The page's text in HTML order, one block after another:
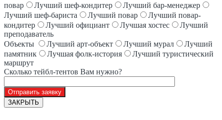
повар
Лучший шеф-кондитер
Лучший бар-менеджер
Лучший шеф-бариста
Лучший повар
Лучший повар-
кондитер
Лучший официант Лучшая хостес
Лучший
преподаватель
Объекты
Лучший арт-объект Лучший мурал
Лучший
памятник
Лучшая фолк-история
Лучший туристический
маршрут
Сколько тейбл-тентов Вам нужно?
ЗАКРЫТЬ